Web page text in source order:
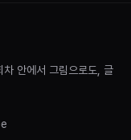
차 안에서 그림으로도, 글